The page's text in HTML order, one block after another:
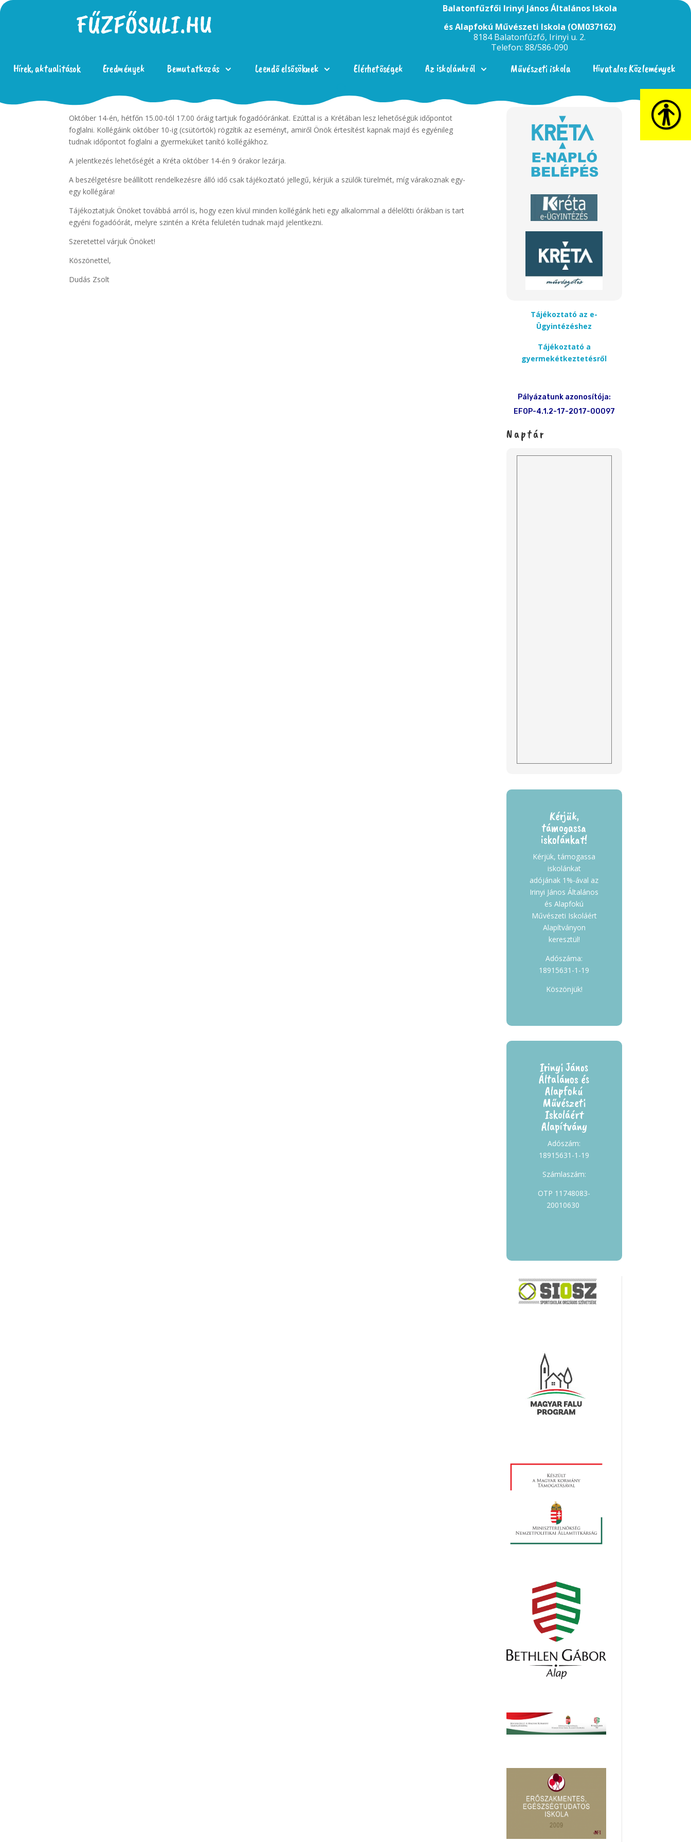
Balatonfűzfői Irinyi János Általános Iskola
és Alapfokú Művészeti Iskola (OM037162)
8184 Balatonfűzfő, Irinyi u. 2.
Telefon: 88/586-090
Hírek, aktualitások Eredmények Bemutatkozás Leendő elsősöknek Elérhetőségek Az iskolánkról Művészeti iskola Hivatalos Közlemények
Kedves Szülők!
Október 14-én, hétfőn 15.00-tól 17.00 óráig tartjuk fogadóóránkat. Ezúttal is a Krétában lesz lehetőségük időpontot
foglalni. Kollégáink október 10-ig (csütörtök) rögzítik az eseményt, amiről Önök értesítést kapnak majd és egyénileg
tudnak időpontot foglalni a gyermeküket tanító kollégákhoz.
A jelentkezés lehetőségét a Kréta október 14-én 9 órakor lezárja.
A beszélgetésre beállított rendelkezésre álló idő csak tájékoztató jellegű, kérjük a szülők türelmét, míg várakoznak egy-
egy kollégára!
Tájékoztatjuk Önöket továbbá arról is, hogy ezen kívül minden kollégánk heti egy alkalommal a délelőtti órákban is tart
egyéni fogadóórát, melyre szintén a Kréta felületén tudnak majd jelentkezni.
Szeretettel várjuk Önöket!
Köszönettel,
Dudás Zsolt
Tájékoztató az e-
Ügyintézéshez
Tájékoztató a
gyermekétkeztetésről
Pályázatunk azonosítója:
EFOP-4.1.2-17-2017-00097
Naptár
Kérjük,
támogassa
iskolánkat!
Kérjük, támogassa
iskolánkat
adójának 1%-ával az
Irinyi János Általános
és Alapfokú
Művészeti Iskoláért
Alapítványon
keresztül!
Adószáma:
18915631-1-19
Köszönjük!
Irinyi János
Általános és
Alapfokú
Művészeti
Iskoláért
Alapítvány
Adószám:
18915631-1-19
Számlaszám:
OTP 11748083-
20010630